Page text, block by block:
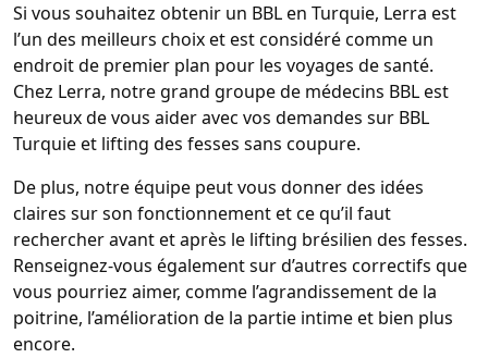
Si vous souhaitez obtenir un BBL en Turquie, Lerra est
l’un des meilleurs choix et est considéré comme un
endroit de premier plan pour les voyages de santé.
Chez Lerra, notre grand groupe de médecins BBL est
heureux de vous aider avec vos demandes sur BBL
Turquie et lifting des fesses sans coupure.
De plus, notre équipe peut vous donner des idées
claires sur son fonctionnement et ce qu’il faut
rechercher avant et après le lifting brésilien des fesses.
Renseignez-vous également sur d’autres correctifs que
vous pourriez aimer, comme l’agrandissement de la
poitrine, l’amélioration de la partie intime et bien plus
encore.